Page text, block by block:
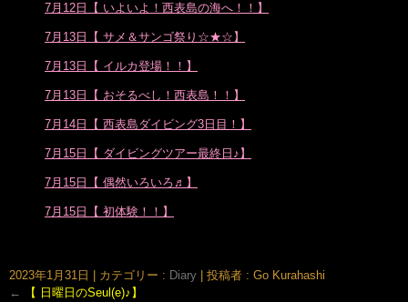
7月12日【 いよいよ！西表島の海へ！！】
7月13日【 サメ＆サンゴ祭り☆★☆】
7月13日【 イルカ登場！！】
7月13日【 おそるべし！西表島！！】
7月14日【 西表島ダイビング3日目！】
7月15日【 ダイビングツアー最終日♪】
7月15日【 偶然いろいろ♬】
7月15日【 初体験！！】
2023年1月31日 カテゴリー : Diary
投稿者 : Go Kurahashi
←
【 日曜日のSeul(e)♪】